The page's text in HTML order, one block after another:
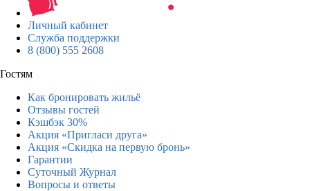
Личный кабинет
Служба поддержки
8 (800) 555 2608
Гостям
Как бронировать жильё
Отзывы гостей
Кэшбэк 30%
Акция «Пригласи друга»
Акция «Скидка на первую бронь»
Гарантии
Суточный Журнал
Вопросы и ответы